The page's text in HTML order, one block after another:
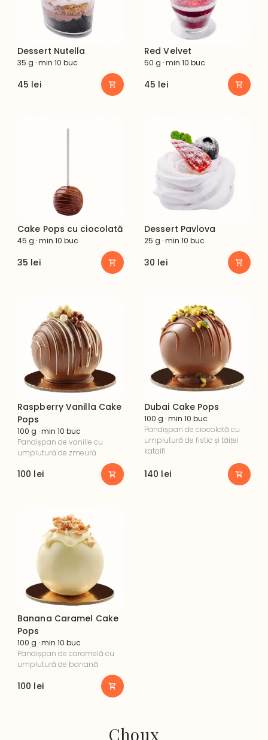
Dessert Nutella
35 g · min 10 buc
45 lei
Red Velvet
50 g · min 10 buc
45 lei
Cake Pops cu ciocolată
45 g · min 10 buc
35 lei
Dessert Pavlova
25 g · min 10 buc
30 lei
Raspberry Vanilla Cake
Pops
100 g · min 10 buc
Pandișpan de vanilie cu
umplutură de zmeură
100 lei
Dubai Cake Pops
100 g · min 10 buc
Pandișpan de ciocolată cu
umplutură de fistic și tăiței
kataifi
140 lei
Banana Caramel Cake
Pops
100 g · min 10 buc
Pandișpan de caramelă cu
umplutură de banană
100 lei
Choux